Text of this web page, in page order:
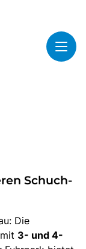
Schuch-
Die
3- und 4-